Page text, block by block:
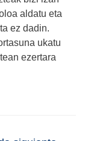
aldatu eta
ez dadin.
ukatu
ezertara